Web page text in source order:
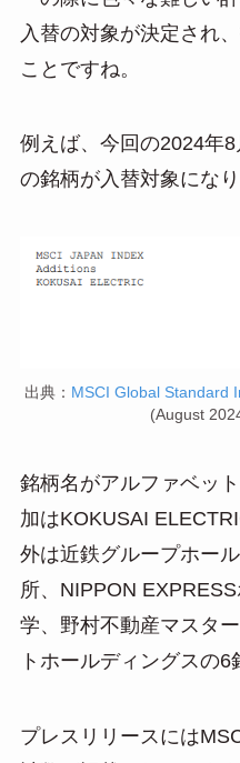
入替の対象が決定され
ことですね。
例えば、今回の2024年
の銘柄が入替対象になり
出典： MSCI Global Standard
(August
銘柄名がアルファベッ
加はKOKUSAI
外は近鉄グループホー
所、NIPPON
学、野村不動産マスタ
トホールディングスの6
プレスリリースには